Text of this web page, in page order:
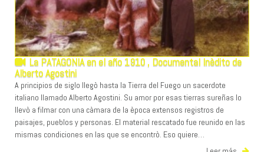
La PATAGONIA en el año 1910 , Documental Inèdito de
Alberto Agostini
A principios de siglo llegò hasta la Tierra del Fuego un sacerdote
italiano llamado Alberto Agostini. Su amor por esas tierras sureñas lo
llevò a filmar con una càmara de la època extensos registros de
paisajes, pueblos y personas. El material rescatado fue reunido en las
mismas condiciones en las que se encontrò. Eso quiere…